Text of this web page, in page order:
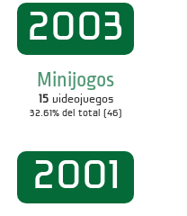
2003
Minijogos
15videojuegos
32.61% del total (46)
2001